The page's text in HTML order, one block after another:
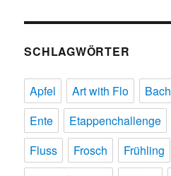
SCHLAGWÖRTER
Apfel Art with Flo Bach
Ente
Etappenchallenge
Fluss
Frosch Frühling